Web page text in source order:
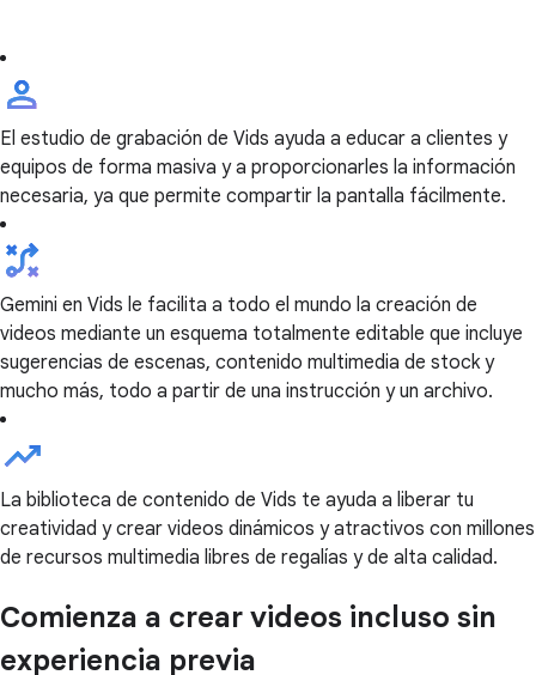
El estudio de grabación de Vids ayuda a educar a clientes y
equipos de forma masiva y a proporcionarles la información
necesaria, ya que permite compartir la pantalla fácilmente.
Gemini en Vids le facilita a todo el mundo la creación de
videos mediante un esquema totalmente editable que incluye
sugerencias de escenas, contenido multimedia de stock y
mucho más, todo a partir de una instrucción y un archivo.
La biblioteca de contenido de Vids te ayuda a liberar tu
creatividad y crear videos dinámicos y atractivos con millones
de recursos multimedia libres de regalías y de alta calidad.
Comienza a crear videos incluso sin
experiencia previa